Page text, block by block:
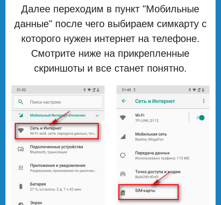
Далее переходим в пункт "Мобильные
данные" после чего выбираем симкарту с
которого нужен интернет на телефоне.
Смотрите ниже на прикрепленные
скриншоты и все станет понятно.